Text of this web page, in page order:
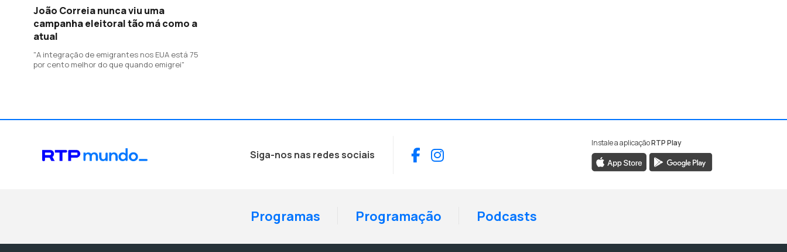
João Correia nunca viu uma
campanha eleitoral tão má como a
atual
"A integração de emigrantes nos EUA está 75
por cento melhor do que quando emigrei"
Siga-nos nas redes sociais Facebook
Instagram
Instale a aplicaçãoRTP Play
Programas Programação Podcasts